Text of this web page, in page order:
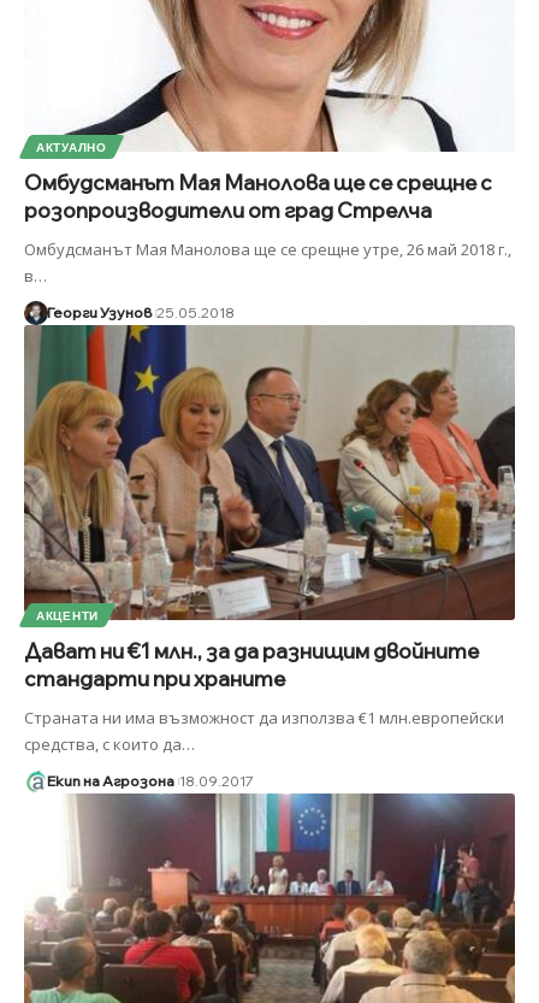
АКТУАЛНО
Омбудсманът Мая Манолова ще се срещне с
розопроизводители от град Стрелча
Омбудсманът Мая Манолова ще се срещне утре, 26 май 2018 г.,
в…
Георги Узунов 25.05.2018
АКЦЕНТИ
Дават ни €1 млн., за да разнищим двойните
стандарти при храните
Страната ни има възможност да използва €1 млн.европейски
средства, с които да…
Екип на Агрозона 18.09.2017